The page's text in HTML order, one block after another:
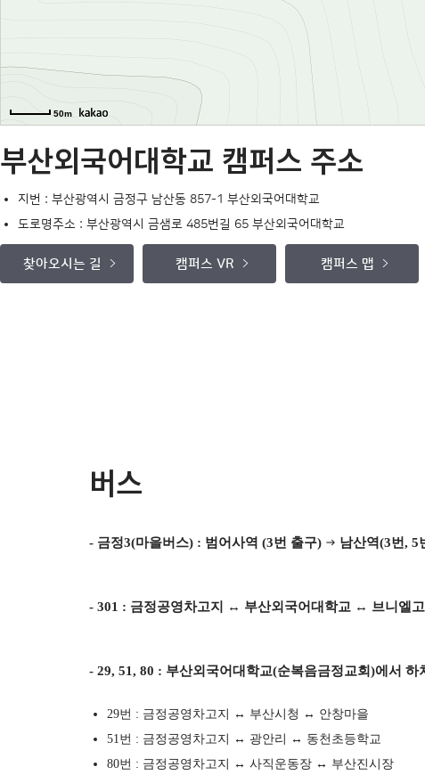
50m
부산외국어대학교 캠퍼스 주소
지번 : 부산광역시 금정구 남산동 857-1 부산외국어대학교
도로명주소 : 부산광역시 금샘로 485번길 65 부산외국어대학교
찾아오시는 길 캠퍼스 VR 캠퍼스 맵
버스
- 금정3(마을버스) : 범어사역 (3번 출구) → 남산역(3번, 5
- 301 : 금정공영차고지 ↔ 부산외국어대학교 ↔ 브니엘고
- 29, 51, 80 : 부산외국어대학교(순복음금정교회)에서 하
29번 : 금정공영차고지 ↔ 부산시청 ↔ 안창마을
51번 : 금정공영차고지
↔ 광안리 ↔ 동천초등학교
80번 : 금정공영차고지
↔ 사직운동장 ↔ 부산진시장